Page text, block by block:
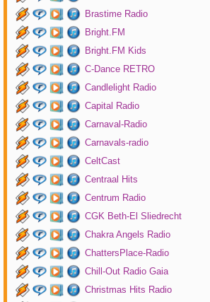
Brastime Radio
Bright.FM
Bright.FM Kids
C-Dance RETRO
Candlelight Radio
Capital Radio
Carnaval-Radio
Carnavals-radio
CeltCast
Centraal Hits
Centrum Radio
CGK Beth-El Sliedrecht
Chakra Angels Radio
ChattersPlace-Radio
Chill-Out Radio Gaia
Christmas Hits Radio